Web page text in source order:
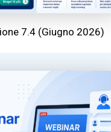
7.4 (Giugno 2026)